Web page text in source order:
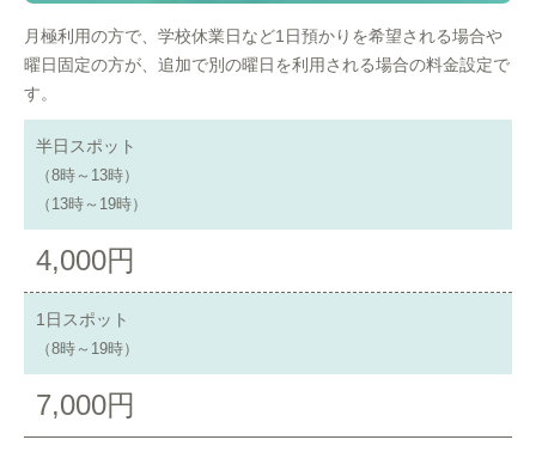
月極利用の方で、学校休業日など1日預かりを希望される場合や
曜日固定の方が、追加で別の曜日を利用される場合の料金設定で
す。
半日スポット
（8時～13時）
（13時～19時）
4,000円
1日スポット
（8時～19時）
7,000円